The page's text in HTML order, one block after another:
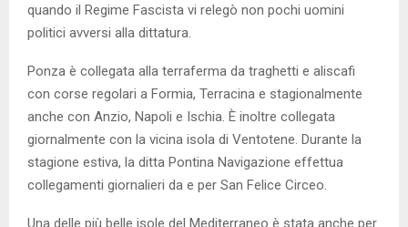
quando il Regime Fascista vi relegò non pochi uomini
politici avversi alla dittatura.
Ponza è collegata alla terraferma da traghetti e aliscafi
con corse regolari a Formia, Terracina e stagionalmente
anche con Anzio, Napoli e Ischia. È inoltre collegata
giornalmente con la vicina isola di Ventotene. Durante la
stagione estiva, la ditta Pontina Navigazione effettua
collegamenti giornalieri da e per San Felice Circeo.
Una delle più belle isole del Mediterraneo è stata anche per